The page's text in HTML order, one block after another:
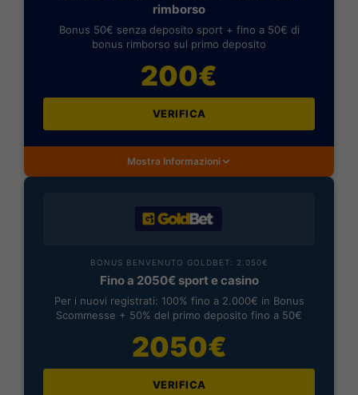
rimborso
Bonus 50€ senza deposito sport + fino a 50€ di
bonus rimborso sul primo deposito
200€
VERIFICA
Mostra Informazioni
BONUS BENVENUTO GOLDBET: 2.050€
Fino a 2050€ sport e casino
Per i nuovi registrati: 100% fino a 2.000€ in Bonus
Scommesse + 50% del primo deposito fino a 50€
2050€
VERIFICA